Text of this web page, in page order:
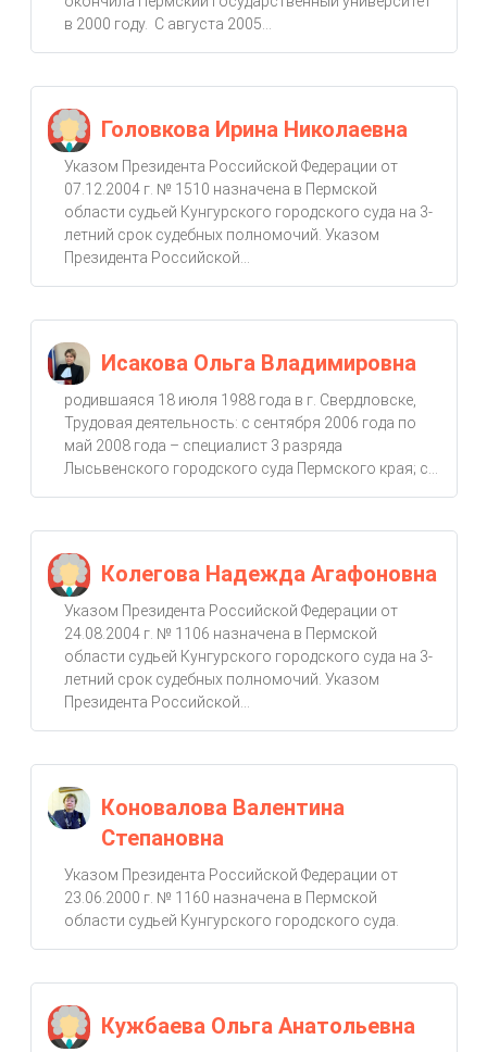
в 2000 году. С августа 2005...
Головкова Ирина Николаевна
Указом Президента Российской Федерации от
07.12.2004 г. № 1510 назначена в Пермской
области судьей Кунгурского городского суда на 3-
летний срок судебных полномочий. Указом
Президента Российской...
Исакова Ольга Владимировна
родившаяся 18 июля 1988 года в г. Свердловске,
Трудовая деятельность: с сентября 2006 года по
май 2008 года – специалист 3 разряда
Лысьвенского городского суда Пермского края; с...
Колегова Надежда Агафоновна
Указом Президента Российской Федерации от
24.08.2004 г. № 1106 назначена в Пермской
области судьей Кунгурского городского суда на 3-
летний срок судебных полномочий. Указом
Президента Российской...
Коновалова Валентина
Степановна
Указом Президента Российской Федерации от
23.06.2000 г. № 1160 назначена в Пермской
области судьей Кунгурского городского суда.
Кужбаева Ольга Анатольевна